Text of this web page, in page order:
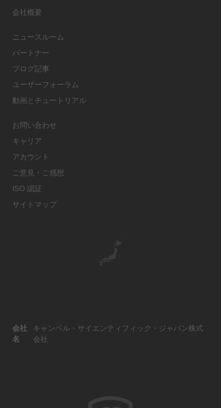
会社概要
ニュースルーム
パートナー
ブログ記事
ユーザーフォーラム
動画とチュートリアル
お問い合わせ
キャリア
アカウント
ご意見・ご感想
ISO 認証
サイトマップ
会社
名
キャンベル・サイエンティフィック・ジャパン株式
会社